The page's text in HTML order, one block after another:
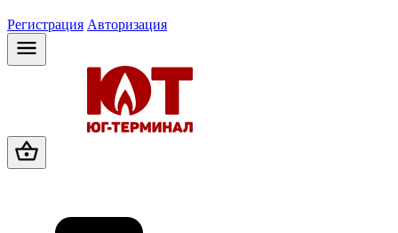
Регистрация Авторизация